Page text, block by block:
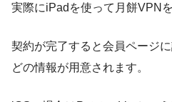
実際にiPadを使って月餅VPN
契約が完了すると会員ページ
どの情報が用意されます。